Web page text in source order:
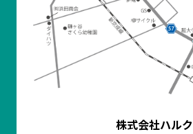
株式会社ハルク